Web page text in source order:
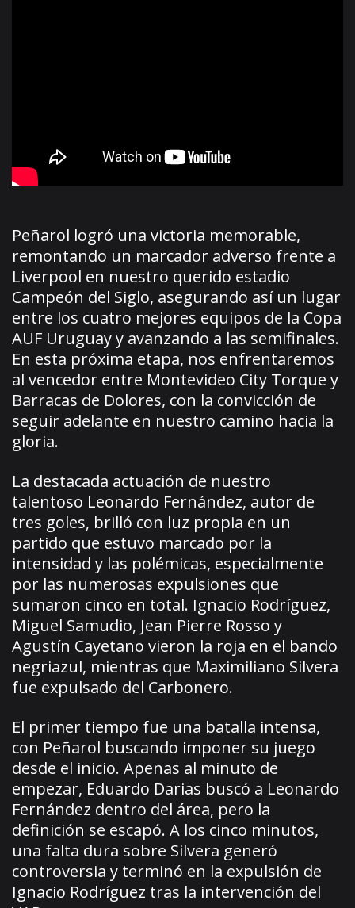
Peñarol logró una victoria memorable,
remontando un marcador adverso frente a
Liverpool en nuestro querido estadio
Campeón del Siglo, asegurando así un lugar
entre los cuatro mejores equipos de la Copa
AUF Uruguay y avanzando a las semifinales.
En esta próxima etapa, nos enfrentaremos
al vencedor entre Montevideo City Torque y
Barracas de Dolores, con la convicción de
seguir adelante en nuestro camino hacia la
gloria.
La destacada actuación de nuestro
talentoso Leonardo Fernández, autor de
tres goles, brilló con luz propia en un
partido que estuvo marcado por la
intensidad y las polémicas, especialmente
por las numerosas expulsiones que
sumaron cinco en total. Ignacio Rodríguez,
Miguel Samudio, Jean Pierre Rosso y
Agustín Cayetano vieron la roja en el bando
negriazul, mientras que Maximiliano Silvera
fue expulsado del Carbonero.
El primer tiempo fue una batalla intensa,
con Peñarol buscando imponer su juego
desde el inicio. Apenas al minuto de
empezar, Eduardo Darias buscó a Leonardo
Fernández dentro del área, pero la
definición se escapó. A los cinco minutos,
una falta dura sobre Silvera generó
controversia y terminó en la expulsión de
Ignacio Rodríguez tras la intervención del